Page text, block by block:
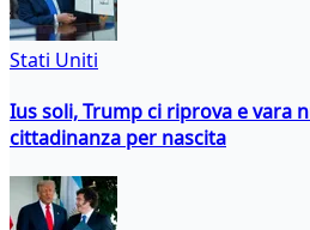
Stati Uniti
Ius soli, Trump ci riprova e vara
cittadinanza per nascita